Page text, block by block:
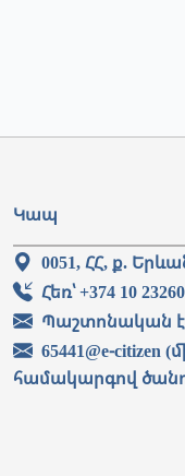
Կապ
0051, ՀՀ, ք.
Հեռ՝ +374 10
Պաշտոնական
65441@e-citizen
համակարգով